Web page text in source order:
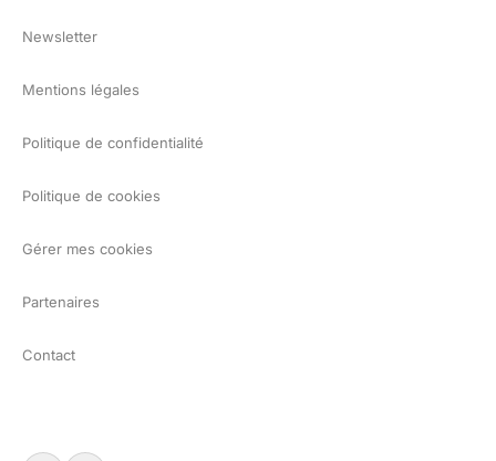
Newsletter
Mentions légales
Politique de confidentialité
Politique de cookies
Gérer mes cookies
Partenaires
Contact